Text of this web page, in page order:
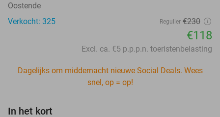
Oostende
Verkocht: 325
Regulier €230
€118
Excl. ca. €5 p.p.p.n. toeristenbelasting
Dagelijks om middernacht nieuwe Social Deals. Wees
snel, op = op!
In het kort